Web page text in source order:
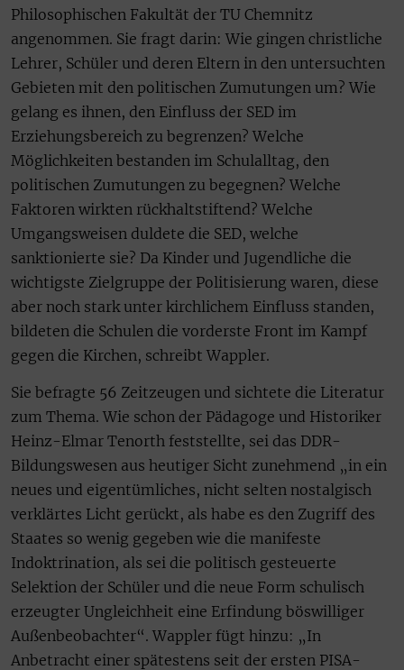
Philosophischen Fakultät der TU Chemnitz
angenommen. Sie fragt darin: Wie gingen christliche
Lehrer, Schüler und deren Eltern in den untersuchten
Gebieten mit den politischen Zumutungen um? Wie
gelang es ihnen, den Einfluss der SED im
Erziehungsbereich zu begrenzen? Welche
Möglichkeiten bestanden im Schulalltag, den
politischen Zumutungen zu begegnen? Welche
Faktoren wirkten rückhaltstiftend? Welche
Umgangsweisen duldete die SED, welche
sanktionierte sie? Da Kinder und Jugendliche die
wichtigste Zielgruppe der Politisierung waren, diese
aber noch stark unter kirchlichem Einfluss standen,
bildeten die Schulen die vorderste Front im Kampf
gegen die Kirchen, schreibt Wappler.
Sie befragte 56 Zeitzeugen und sichtete die Literatur
zum Thema. Wie schon der Pädagoge und Historiker
Heinz-Elmar Tenorth feststellte, sei das DDR-
Bildungswesen aus heutiger Sicht zunehmend „in ein
neues und eigentümliches, nicht selten nostalgisch
verklärtes Licht gerückt, als habe es den Zugriff des
Staates so wenig gegeben wie die manifeste
Indoktrination, als sei die politisch gesteuerte
Selektion der Schüler und die neue Form schulisch
erzeugter Ungleichheit eine Erfindung böswilliger
Außenbeobachter“. Wappler fügt hinzu: „In
Anbetracht einer spätestens seit der ersten PISA-